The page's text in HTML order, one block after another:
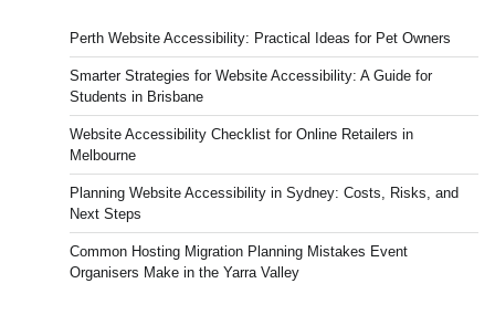
Perth Website Accessibility: Practical Ideas for Pet Owners
Smarter Strategies for Website Accessibility: A Guide for
Students in Brisbane
Website Accessibility Checklist for Online Retailers in
Melbourne
Planning Website Accessibility in Sydney: Costs, Risks, and
Next Steps
Common Hosting Migration Planning Mistakes Event
Organisers Make in the Yarra Valley